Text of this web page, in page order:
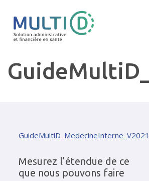
Mesurez l’étendue de ce
que nous pouvons faire